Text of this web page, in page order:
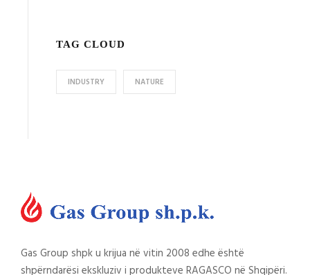
TAG CLOUD
INDUSTRY NATURE
Gas Group shpk u krijua në vitin 2008 edhe është
shpërndarësi ekskluziv i produkteve RAGASCO në Shqipëri.